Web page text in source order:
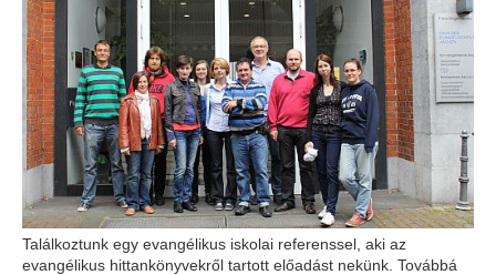
Találkoztunk egy evangélikus iskolai referenssel, aki az
evangélikus hittankönyvekről tartott előadást nekünk. Továbbá